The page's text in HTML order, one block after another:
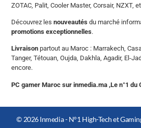
ZOTAC, Palit, Cooler Master, Corsair, NZXT,
Découvrez lesnouveautés du marché
promotions exceptionnelles.
Livraison partout au Maroc : Marrakech,
Tanger, Tétouan, Oujda, Dakhla, Agadir, El-
encore.
PC gamer Maroc sur inmedia.ma ,Le n°1 du
© 2026 Inmedia - N°1 High-Tech et